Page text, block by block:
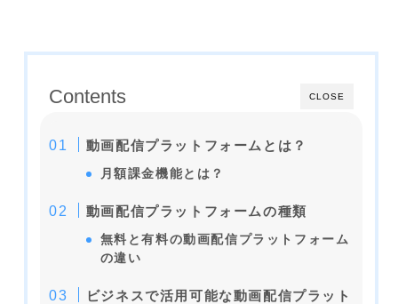
CLOSE
Contents
動画配信プラットフォームとは？
月額課金機能とは？
動画配信プラットフォームの種類
無料と有料の動画配信プラットフォーム
の違い
ビジネスで活用可能な動画配信プラット